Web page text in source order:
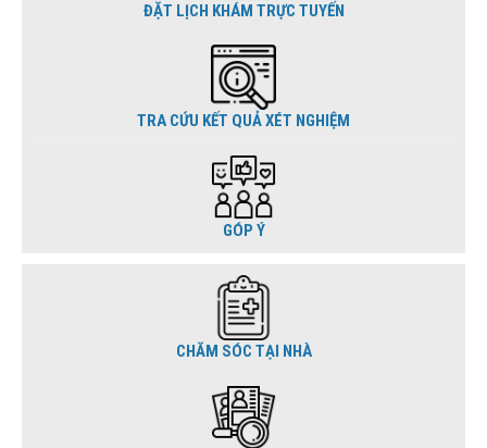
ĐẶT LỊCH KHÁM TRỰC TUYẾN
TRA CỨU KẾT QUẢ XÉT NGHIỆM
GÓP Ý
CHĂM SÓC TẠI NHÀ